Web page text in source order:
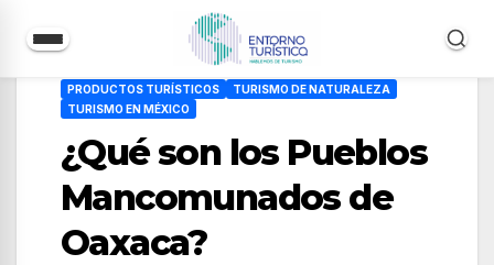
PRODUCTOS TURÍSTICOS
TURISMO DE NATURALEZA
TURISMO EN MÉXICO
¿Qué son los Pueblos
Mancomunados de
Oaxaca?